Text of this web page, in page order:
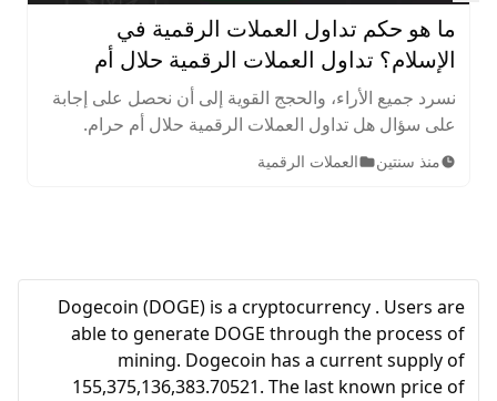
ما هو حكم تداول العملات الرقمية في
الإسلام؟ تداول العملات الرقمية حلال أم
حرام؟
نسرد جميع الأراء، والحجج القوية إلى أن نحصل على إجابة
على سؤال هل تداول العملات الرقمية حلال أم حرام.
يسعى هذا الموضوع إلى استكشاف حكم تداول العملات
الرقمية بكل دقة وموثوقية.
منذ سنتين العملات الرقمية
Skip to next slide page
Dogecoin (DOGE) is a cryptocurrency . Users are
able to generate DOGE through the process of
mining. Dogecoin has a current supply of
155,375,136,383.70521. The last known price of